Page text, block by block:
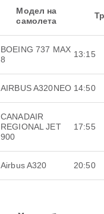
Модел на
самолета
BOEING 737 MAX
8
13:15
AIRBUS A320NEO 14:50
CANADAIR
REGIONAL JET
900
17:55
Airbus A320 20:50